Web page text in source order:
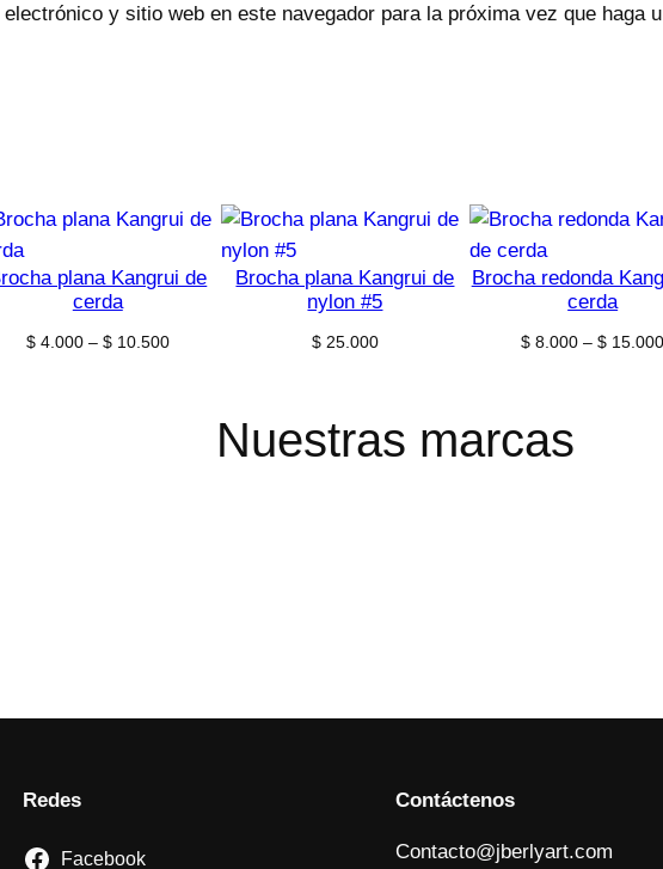
y sitio web en este navegador para la próxima vez que haga
plana Kangrui de
cerda
$4.000 – $10.500Price
through
$ 10.500
Brocha plana Kangrui de
nylon #5
$25.000
Brocha redonda
cerda
$ 8.000 – $
Nuestras marcas
Redes
Facebook
Contáctenos
Contacto@jberlyart.com